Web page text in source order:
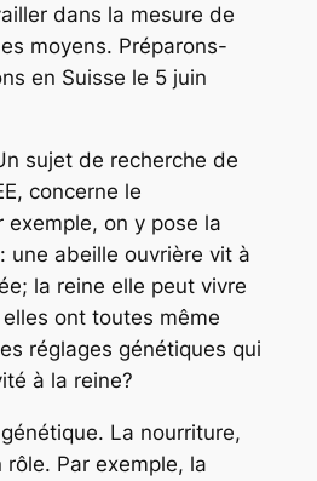
dans la mesure de
moyens. Préparons-
en Suisse le 5 juin
sujet de recherche de
concerne le
exemple, on y pose la
une abeille ouvrière vit à
la reine elle peut vivre
ont toutes même
réglages génétiques qui
à la reine?
La nourriture,
Par exemple, la